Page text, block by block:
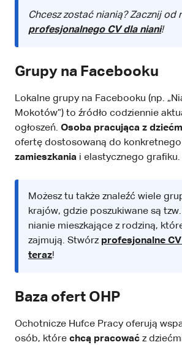
Chcesz zostać nianią? Zacznij od
profesjonalnego CV dla niani!
Grupy na Facebooku
Lokalne grupy na Facebooku (np.
Mokotów”) to źródło codziennie
ogłoszeń. Osoba pracująca z
ofertę dostosowaną do konkretnego
zamieszkania i elastycznego grafiku.
Możesz tu także znaleźć wiele
krajów, gdzie poszukiwane są
nianie mieszkające z rodziną,
zajmują. Stwórz profesjonalne
teraz!
Baza ofert OHP
Ochotnicze Hufce Pracy oferują
osób, które chcą pracować z